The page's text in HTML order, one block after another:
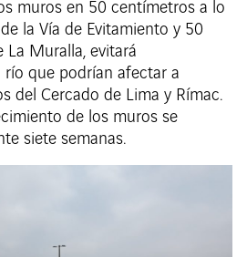
muros en 50 centímetros a lo
la Vía de Evitamiento y 50
La Muralla, evitará
que podrían afectar a
del Cercado de Lima y Rímac.
de los muros se
siete semanas.